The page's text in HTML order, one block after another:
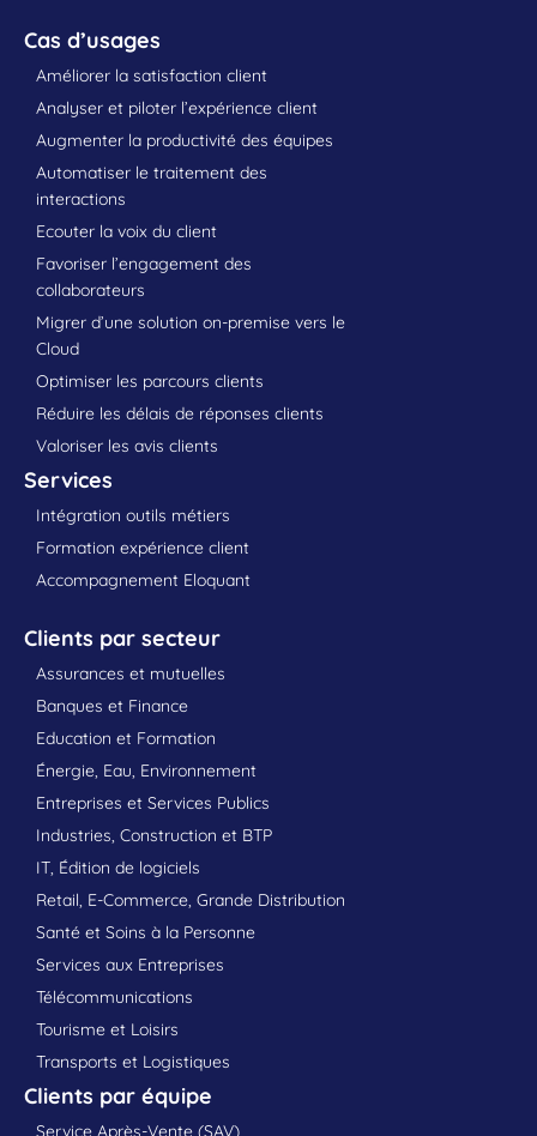
Cas d’usages
Améliorer la satisfaction client
Analyser et piloter l’expérience client
Augmenter la productivité des équipes
Automatiser le traitement des
interactions
Ecouter la voix du client
Favoriser l’engagement des
collaborateurs
Migrer d’une solution on-premise vers le
Cloud
Optimiser les parcours clients
Réduire les délais de réponses clients
Valoriser les avis clients
Services
Intégration outils métiers
Formation expérience client
Accompagnement Eloquant
Clients par secteur
Assurances et mutuelles
Banques et Finance
Education et Formation
Énergie, Eau, Environnement
Entreprises et Services Publics
Industries, Construction et BTP
IT, Édition de logiciels
Retail, E-Commerce, Grande Distribution
Santé et Soins à la Personne
Services aux Entreprises
Télécommunications
Tourisme et Loisirs
Transports et Logistiques
Clients par équipe
Service Après-Vente (SAV)